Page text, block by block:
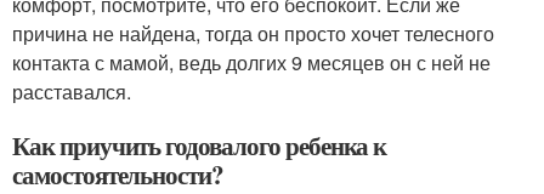
причина не найдена, тогда он просто хочет телесного
контакта с мамой, ведь долгих 9 месяцев он с ней не
расставался.
Как приучить годовалого ребенка к
самостоятельности?